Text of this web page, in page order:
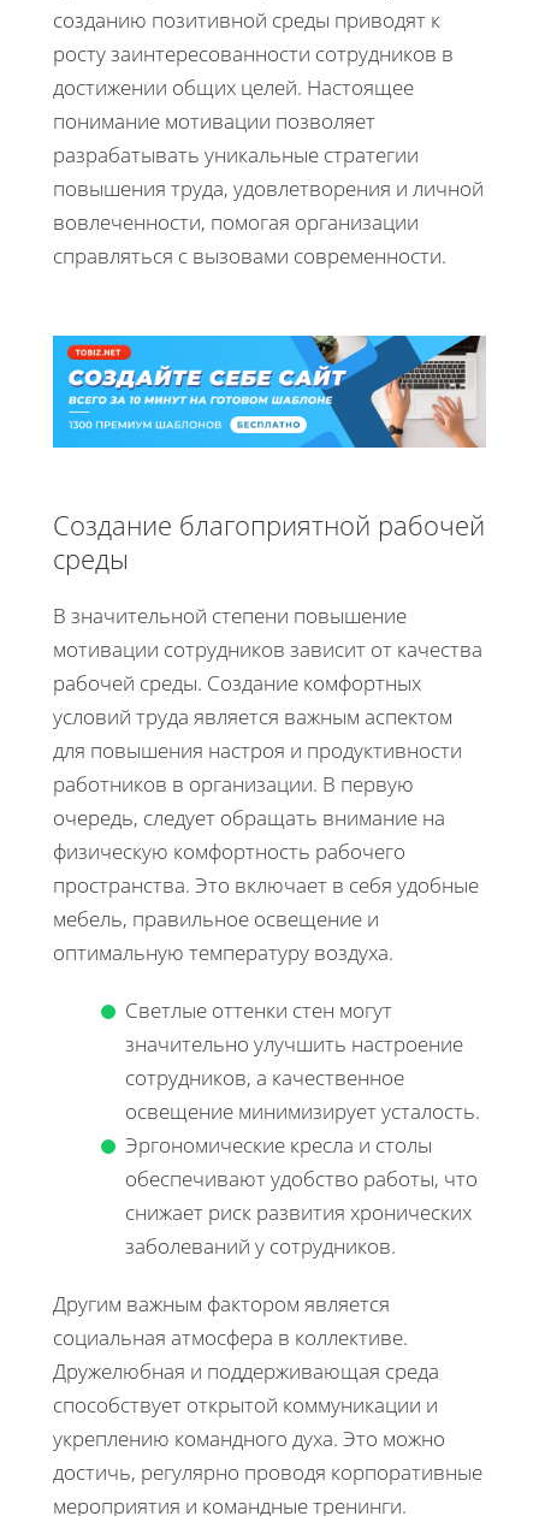
созданию позитивной среды приводят к
росту заинтересованности сотрудников в
достижении общих целей. Настоящее
понимание мотивации позволяет
разрабатывать уникальные стратегии
повышения труда, удовлетворения и личной
вовлеченности, помогая организации
справляться с вызовами современности.
Создание благоприятной рабочей
среды
В значительной степени повышение
мотивации сотрудников зависит от качества
рабочей среды. Создание комфортных
условий труда является важным аспектом
для повышения настроя и продуктивности
работников в организации. В первую
очередь, следует обращать внимание на
физическую комфортность рабочего
пространства. Это включает в себя удобные
мебель, правильное освещение и
оптимальную температуру воздуха.
Светлые оттенки стен могут
значительно улучшить настроение
сотрудников, а качественное
освещение минимизирует усталость.
Эргономические кресла и столы
обеспечивают удобство работы, что
снижает риск развития хронических
заболеваний у сотрудников.
Другим важным фактором является
социальная атмосфера в коллективе.
Дружелюбная и поддерживающая среда
способствует открытой коммуникации и
укреплению командного духа. Это можно
достичь, регулярно проводя корпоративные
мероприятия и командные тренинги.